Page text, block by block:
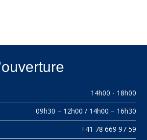
14h00 - 18h00
09h30 – 12h00 / 14h00 – 16h30
+41 78 669 97 59